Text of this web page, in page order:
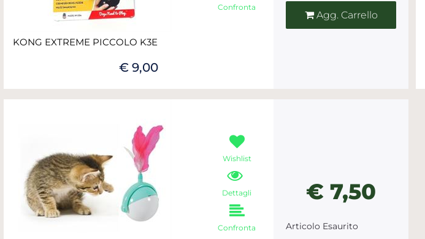
Confronta
KONG EXTREME PICCOLO K3E
€ 9,00
Agg. Carrello
Wishlist
Dettagli
Confronta
€ 7,50
Articolo Esaurito